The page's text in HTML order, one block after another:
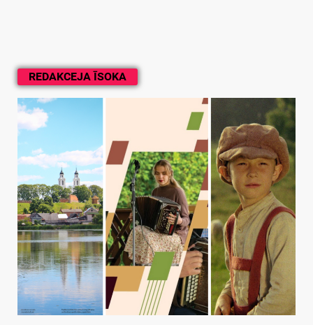
REDAKCEJA ĪSOKA